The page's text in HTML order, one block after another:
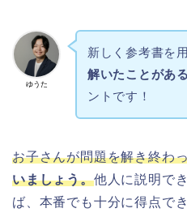
ゆうた
新しく参考書を
解いたことがあ
ントです！
お子さんが問題を解き終わ
いましょう。他人に説明で
ば、本番でも十分に得点で